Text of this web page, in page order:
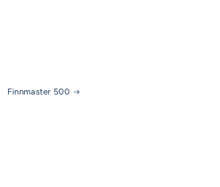
Finnmaster 500